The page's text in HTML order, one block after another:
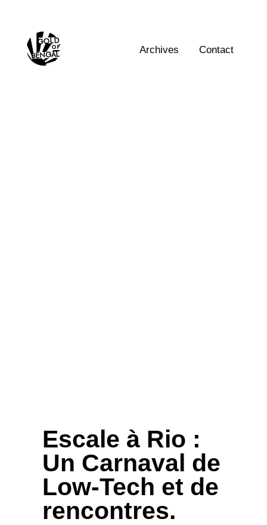
Archives
Contact
Escale à Rio :
Un Carnaval de
Low-Tech et de
rencontres.